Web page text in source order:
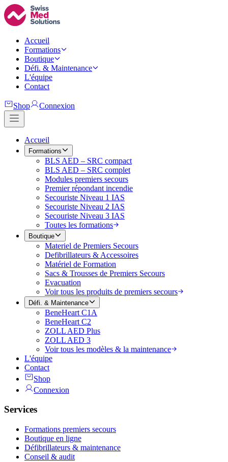
Accueil
Formations
Boutique
Défi. & Maintenance
L'équipe
Contact
Shop Connexion
Accueil
Formations
BLS AED – SRC compact
BLS AED – SRC complet
Modules premiers secours
Premier répondant incendie
Secouriste Niveau 1 IAS
Secouriste Niveau 2 IAS
Secouriste Niveau 3 IAS
Toutes les formations
Boutique
Materiel de Premiers Secours
Defibrillateurs & Accessoires
Matériel de Formation
Sacs & Trousses de Premiers Secours
Evacuation
Voir tous les produits de premiers secours
Défi. & Maintenance
BeneHeart C1A
BeneHeart C2
ZOLL AED Plus
ZOLL AED 3
Voir tous les modèles & la maintenance
L'équipe
Contact
Shop
Connexion
Services
Formations premiers secours
Boutique en ligne
Défibrillateurs & maintenance
Conseil & audit